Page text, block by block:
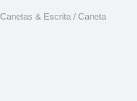
Canetas & Escrita / Caneta